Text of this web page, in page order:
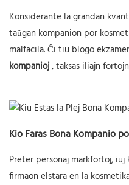
Konsiderante la grandan
taŭgan kompanion por
malfacila. Ĉi tiu blogo
kompanioj, taksas iliajn
Kio Faras Bona Kompanio
Preter personaj markfortoj,
firmaon elstara en la